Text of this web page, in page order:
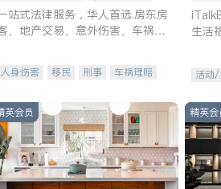
站式法律服务，华人首选.房东房
、地产交易、意外伤害、车祸重
人身伤害 移民 刑事
车祸理赔
商标注册
索赔 律师-其它 保释
生活
活动/
英会员 精英会